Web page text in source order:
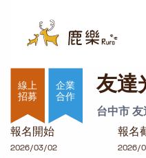
友達光與電科學
企業
合作
友達
台中市
報名開始
2026/03/02
報名
2026/